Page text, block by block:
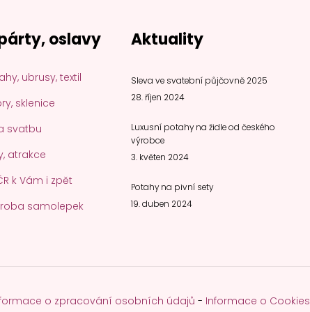
oslavy
ubrusy, textil
sklenice
svatbu
atrakce
k Vám i zpět
samolepek
Aktuality
Sleva ve svatební půjčovně 2025
28. říjen 2024
Luxusní potahy na židle od českého
výrobce
3. květen 2024
Potahy na pivní sety
19. duben 2024
o zpracování osobních údajů - Informace o Cookies